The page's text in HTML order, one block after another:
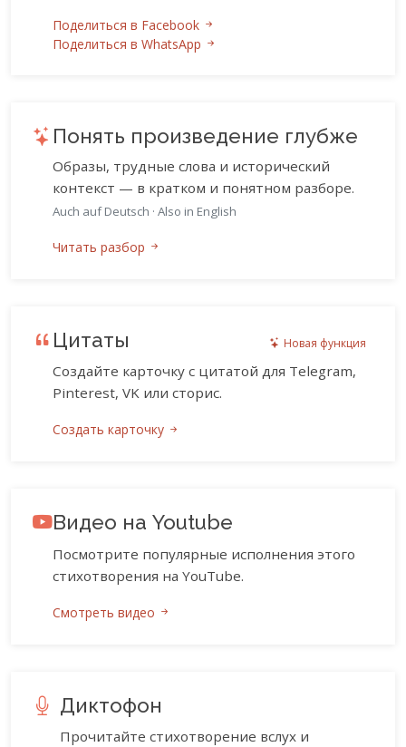
Поделиться в Facebook
Поделиться в WhatsApp
Понять произведение глубже
Образы, трудные слова и исторический
контекст — в кратком и понятном разборе.
Auch auf Deutsch · Also in English
Читать разбор
Цитаты Новая функция
Создайте карточку с цитатой для Telegram,
Pinterest, VK или сторис.
Создать карточку
Видео на Youtube
Посмотрите популярные исполнения этого
стихотворения на YouTube.
Смотреть видео
Диктофон
Прочитайте стихотворение вслух и